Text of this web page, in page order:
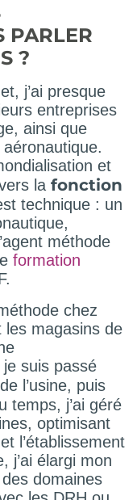
PARLER
?
j’ai presque
entreprises
ainsi que
et
la fonction
technique : un
méthode
formation
chez
les magasins de
suis passé
de l’usine, puis
temps, j’ai géré
optimisant
l’établissement
j’ai élargi mon
domaines